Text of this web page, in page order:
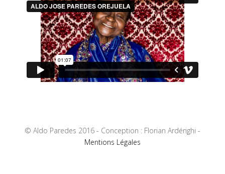
© Aldo Paredes 2016 - Conception : Florian Ardérighi -
Mentions Légales